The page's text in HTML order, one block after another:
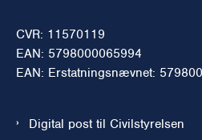
CVR: 11570119
EAN: 5798000065994
EAN: Erstatningsnævnet:
Digital post til Civilstyrelsen